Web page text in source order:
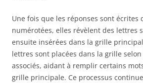
Une fois que les réponses sont écrites
numérotées, elles révèlent des lettres
ensuite insérées dans la grille
lettres sont placées dans la grille
associés, aidant à remplir certains
grille principale. Ce processus